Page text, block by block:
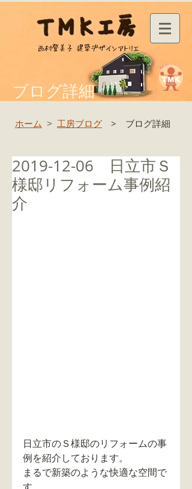
ブログ詳細
ホーム > 工房ブログ > ブログ詳細
2019-12-06 日立市Ｓ
様邸リフォーム事例紹
介
日立市のＳ様邸のリフォームの事
例を紹介しております。
まるで新築のような快適な空間で